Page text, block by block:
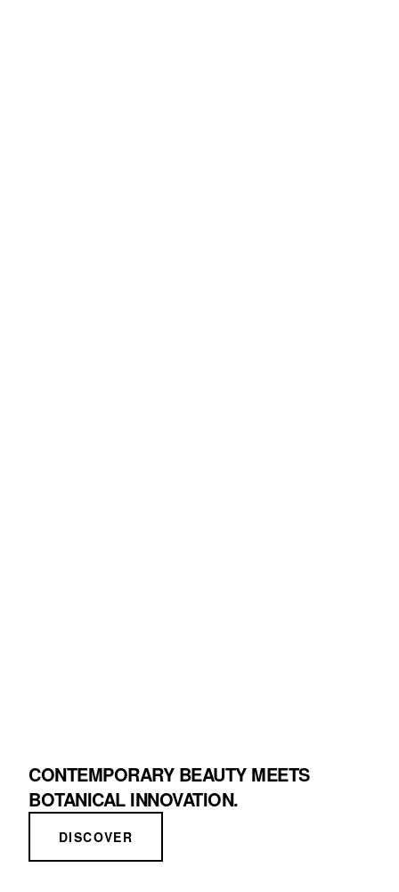
CONTEMPORARY BEAUTY MEETS
BOTANICAL INNOVATION.
DISCOVER